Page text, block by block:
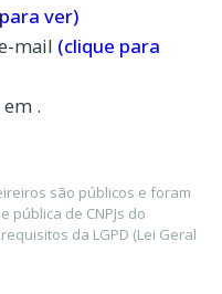
ver)
mail (clique para
.
são públicos e foram
de CNPJs do
da LGPD (Lei Geral